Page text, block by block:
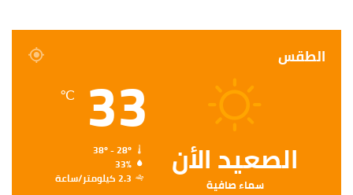
الطقس
الصعيد الأن
سماء صافية
33
℃
38º - 28º
33%
2.3 كيلومتر/ساعة